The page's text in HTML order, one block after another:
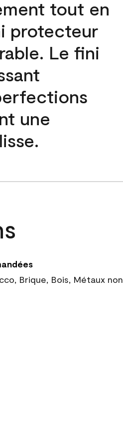
tout en
protecteur
Le fini
une
Brique, Bois, Métaux non